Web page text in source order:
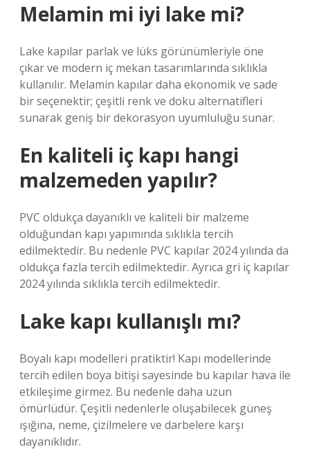
Melamin mi iyi lake mi?
Lake kapılar parlak ve lüks görünümleriyle öne
çıkar ve modern iç mekan tasarımlarında sıklıkla
kullanılır. Melamin kapılar daha ekonomik ve sade
bir seçenektir; çeşitli renk ve doku alternatifleri
sunarak geniş bir dekorasyon uyumluluğu sunar.
En kaliteli iç kapı hangi
malzemeden yapılır?
PVC oldukça dayanıklı ve kaliteli bir malzeme
olduğundan kapı yapımında sıklıkla tercih
edilmektedir. Bu nedenle PVC kapılar 2024 yılında da
oldukça fazla tercih edilmektedir. Ayrıca gri iç kapılar
2024 yılında sıklıkla tercih edilmektedir.
Lake kapı kullanışlı mı?
Boyalı kapı modelleri pratiktir! Kapı modellerinde
tercih edilen boya bitişi sayesinde bu kapılar hava ile
etkileşime girmez. Bu nedenle daha uzun
ömürlüdür. Çeşitli nedenlerle oluşabilecek güneş
ışığına, neme, çizilmelere ve darbelere karşı
dayanıklıdır.